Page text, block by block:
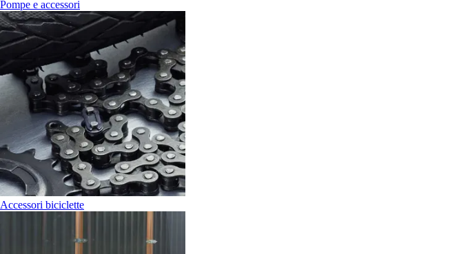
Pompe e accessori
Accessori biciclette